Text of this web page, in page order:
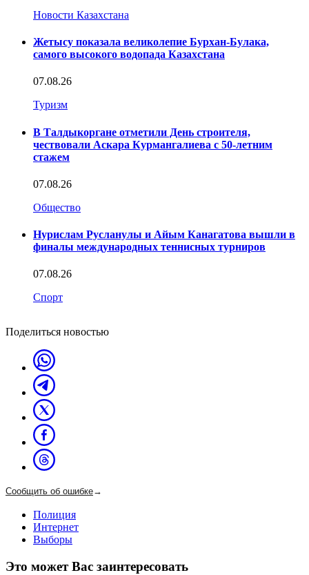
Новости Казахстана
Жетысу показала великолепие Бурхан-Булака,
самого высокого водопада Казахстана
07.08.26
Туризм
В Талдыкоргане отметили День строителя,
чествовали Аскара Курмангалиева с 50-летним
стажем
07.08.26
Общество
Нурислам Русланулы и Айым Канагатова вышли в
финалы международных теннисных турниров
07.08.26
Спорт
Поделиться новостью
Сообщить об ошибке→
Полиция
Интернет
Выборы
Это может Вас заинтересовать